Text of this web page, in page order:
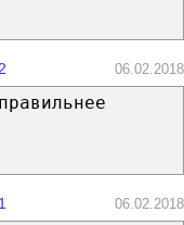
06.02.2018
06.02.2018